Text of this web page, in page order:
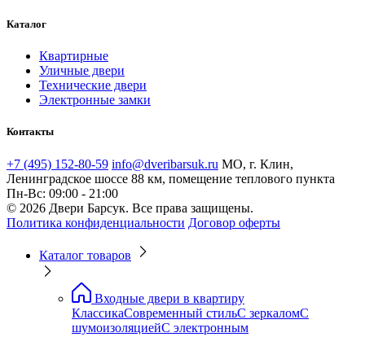
Каталог
Квартирные
Уличные двери
Технические двери
Электронные замки
Контакты
+7 (495) 152-80-59 info@dveribarsuk.ru МО, г. Клин,
Ленинградское шоссе 88 км, помещение теплового пункта
Пн-Вс: 09:00 - 21:00
© 2026 Двери Барсук. Все права защищены.
Политика конфиденциальности Договор оферты
Каталог товаров
Входные двери в квартиру
КлассикаСовременный стильС зеркаломС
шумоизоляциейС электронным